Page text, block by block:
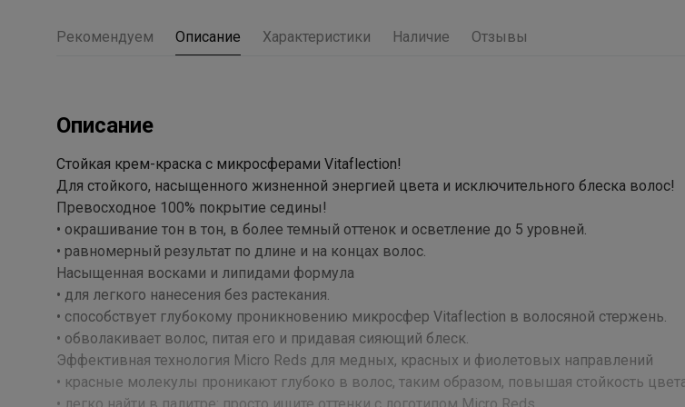
Рекомендуем Описание Характеристики Наличие Отзывы
Описание
Стойкая крем-краска с микросферами Vitaflection!
Для стойкого, насыщенного жизненной энергией цвета и исключительного блеска волос!
Превосходное 100% покрытие седины!
• окрашивание тон в тон, в более темный оттенок и осветление до 5 уровней.
• равномерный результат по длине и на концах волос.
Насыщенная восками и липидами формула
• для легкого нанесения без растекания.
• способствует глубокому проникновению микросфер Vitaflection в волосяной стержень.
• обволакивает волос, питая его и придавая сияющий блеск.
Эффективная технология Micro Reds для медных, красных и фиолетовых направлений
• красные молекулы проникают глубоко в волос, таким образом, повышая стойкость